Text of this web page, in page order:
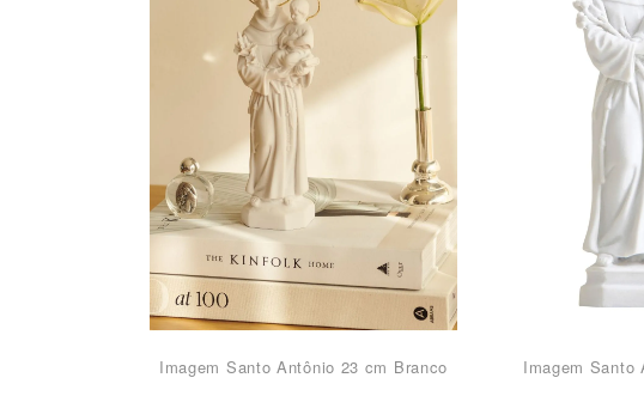
Imagem Santo Antônio 23 cm Branco Imagem Santo